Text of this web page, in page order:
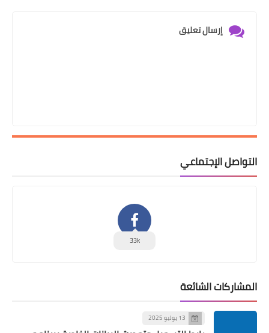
إرسال تعليق
التواصل الإجتماعي
33k
المشاركات الشائعة
13 يوليو 2025